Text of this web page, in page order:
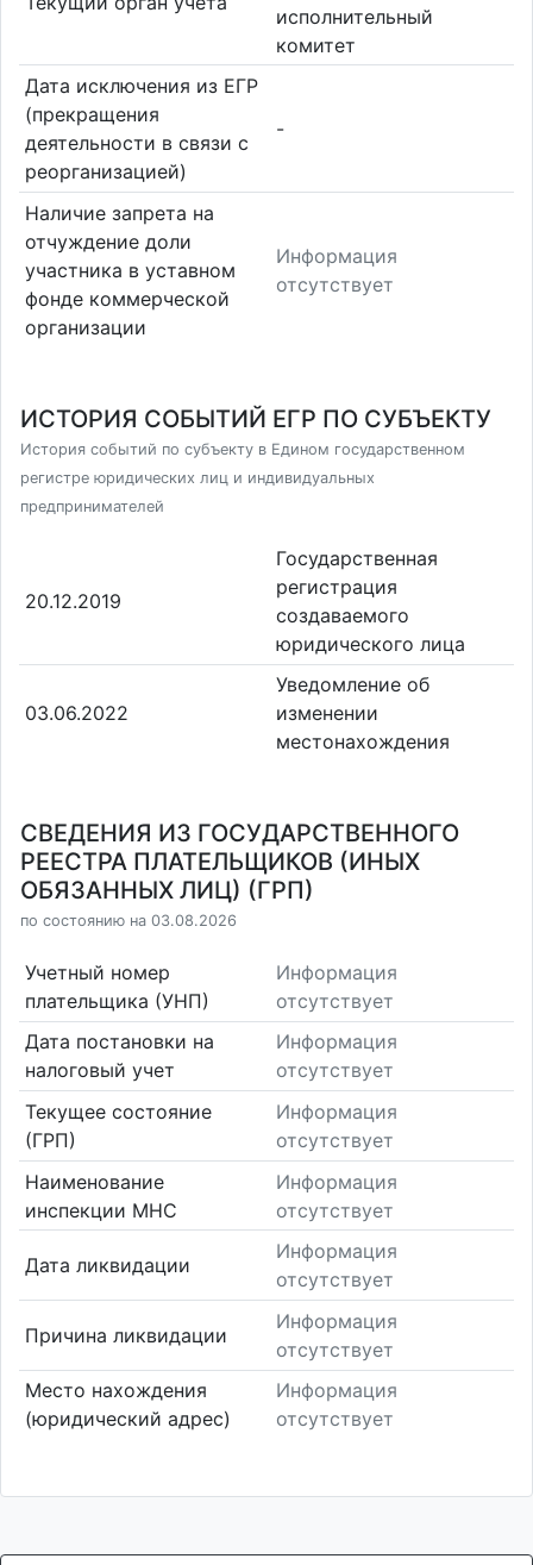
исполнительный
комитет
Дата исключения из ЕГР
(прекращения
деятельности в связи с
реорганизацией)
-
Наличие запрета на
отчуждение доли
участника в уставном
фонде коммерческой
организации
Информация
отсутствует
ИСТОРИЯ СОБЫТИЙ ЕГР ПО СУБЪЕКТУ
История событий по субъекту в Едином государственном
регистре юридических лиц и индивидуальных
предпринимателей
20.12.2019
Государственная
регистрация
создаваемого
юридического лица
03.06.2022
Уведомление об
изменении
местонахождения
СВЕДЕНИЯ ИЗ ГОСУДАРСТВЕННОГО
РЕЕСТРА ПЛАТЕЛЬЩИКОВ (ИНЫХ
ОБЯЗАННЫХ ЛИЦ) (ГРП)
по состоянию на 03.08.2026
Учетный номер
плательщика (УНП)
Информация
отсутствует
Дата постановки на
налоговый учет
Информация
отсутствует
Текущее состояние
(ГРП)
Информация
отсутствует
Наименование
инспекции МНС
Информация
отсутствует
Дата ликвидации
Информация
отсутствует
Причина ликвидации
Информация
отсутствует
Место нахождения
(юридический адрес)
Информация
отсутствует